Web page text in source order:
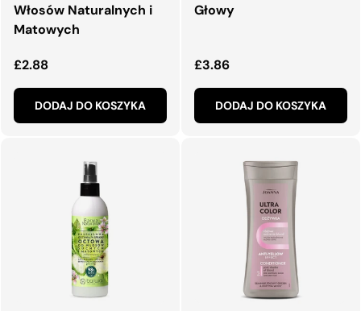
Włosów Naturalnych i
Matowych
Normalna cena
£2.88
DODAJ DO KOSZYKA
Głowy
Normalna cena
£3.86
DODAJ DO KOSZYKA